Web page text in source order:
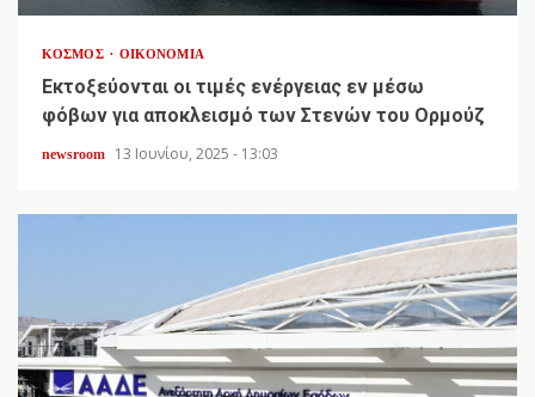
ΚΌΣΜΟΣ ΟΙΚΟΝΟΜΊΑ
Εκτοξεύονται οι τιμές ενέργειας εν μέσω
φόβων για αποκλεισμό των Στενών του Ορμούζ
newsroom 13 Ιουνίου, 2025 - 13:03